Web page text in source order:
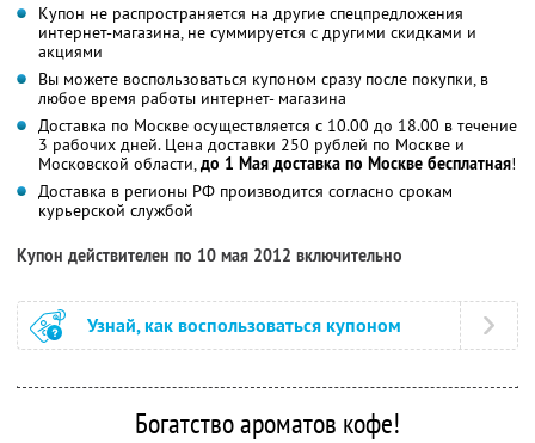
Купон не распространяется на другие спецпредложения
интернет-магазина, не суммируется с другими скидками и
акциями
Вы можете воспользоваться купоном сразу после покупки, в
любое время работы интернет- магазина
Доставка по Москве осуществляется с 10.00 до 18.00 в течение
3 рабочих дней. Цена доставки 250 рублей по Москве и
Московской области,до 1 Мая доставка по Москве бесплатная!
Доставка в регионы РФ производится согласно срокам
курьерской службой
Купон действителен по 10 мая 2012 включительно
Узнай, как воспользоваться купоном
Богатство ароматов кофе!